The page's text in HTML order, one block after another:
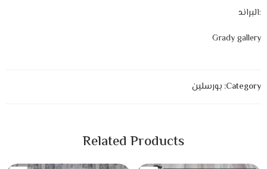
:البراند
Grady gallery
Category: بورسلين
Related Products